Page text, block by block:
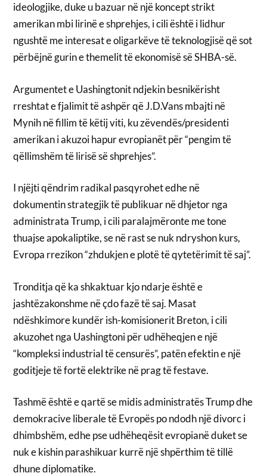
ideologjike, duke u bazuar në një koncept strikt
amerikan mbi lirinë e shprehjes, i cili është i lidhur
ngushtë me interesat e oligarkëve të teknologjisë që sot
përbëjnë gurin e themelit të ekonomisë së SHBA-së.
Argumentet e Uashingtonit ndjekin besnikërisht
rreshtat e fjalimit të ashpër që J.D.Vans mbajti në
Mynih në fillim të këtij viti, ku zëvendës/presidenti
amerikan i akuzoi hapur evropianët për “pengim të
qëllimshëm të lirisë së shprehjes”.
I njëjti qëndrim radikal pasqyrohet edhe në
dokumentin strategjik të publikuar në dhjetor nga
administrata Trump, i cili paralajmëronte me tone
thuajse apokaliptike, se në rast se nuk ndryshon kurs,
Evropa rrezikon “zhdukjen e plotë të qytetërimit të saj”.
Tronditja që ka shkaktuar kjo ndarje është e
jashtëzakonshme në çdo fazë të saj. Masat
ndëshkimore kundër ish-komisionerit Breton, i cili
akuzohet nga Uashingtoni për udhëheqjen e një
“kompleksi industrial të censurës”, patën efektin e një
goditjeje të fortë elektrike në prag të festave.
Tashmë është e qartë se midis administratës Trump dhe
demokracive liberale të Evropës po ndodh një divorc i
dhimbshëm, edhe pse udhëheqësit evropianë duket se
nuk e kishin parashikuar kurrë një shpërthim të tillë
dhune diplomatike.